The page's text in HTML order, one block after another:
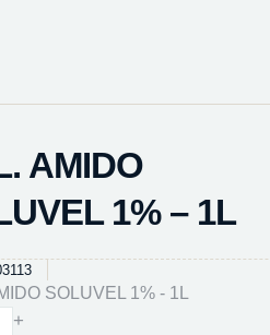
AMIDO
1% – 1L
SOLUVEL 1% - 1L
+